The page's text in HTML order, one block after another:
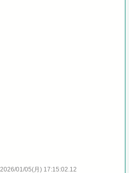
2026/01/05(月) 17:15:02.12